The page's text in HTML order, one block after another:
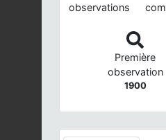
observations
Première
observation
1900